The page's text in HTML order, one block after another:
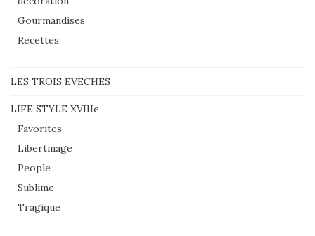
Gourmandises
Recettes
LES TROIS EVECHES
LIFE STYLE XVIIIe
Favorites
Libertinage
People
Sublime
Tragique